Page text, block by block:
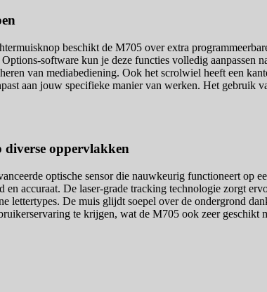
beschikt de M705 over extra
software kun je deze functies volledig aanpassen
van mediabediening. Ook het scrolwiel heeft een
aan jouw specifieke manier van werken. Het gebruik
oppervlakken
optische sensor die nauwkeurig functioneert op
en accuraat. De laser-grade tracking technologie zorgt
lettertypes. De muis glijdt soepel over de ondergrond
te krijgen, wat de M705 ook zeer